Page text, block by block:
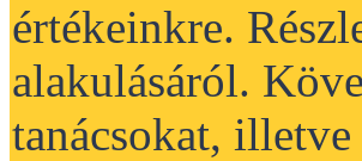
értékeinkre.
alakulásáról.
tanácsokat,